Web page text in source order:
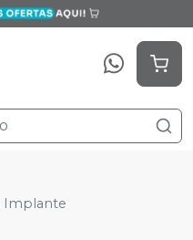
Implante